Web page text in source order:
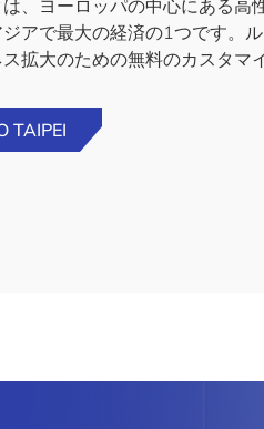
、ヨーロッパの中心にある高
アで最大の経済の1つです。
拡大のための無料のカスタマ
TAIPEI